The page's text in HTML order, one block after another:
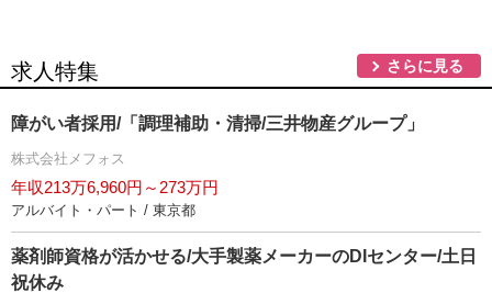
求人特集 さらに見る
障がい者採用/「調理補助・清掃/三井物産グループ」
株式会社メフォス
年収213万6,960円～273万円
アルバイト・パート / 東京都
薬剤師資格が活かせる/大手製薬メーカーのDIセンター/土日
祝休み